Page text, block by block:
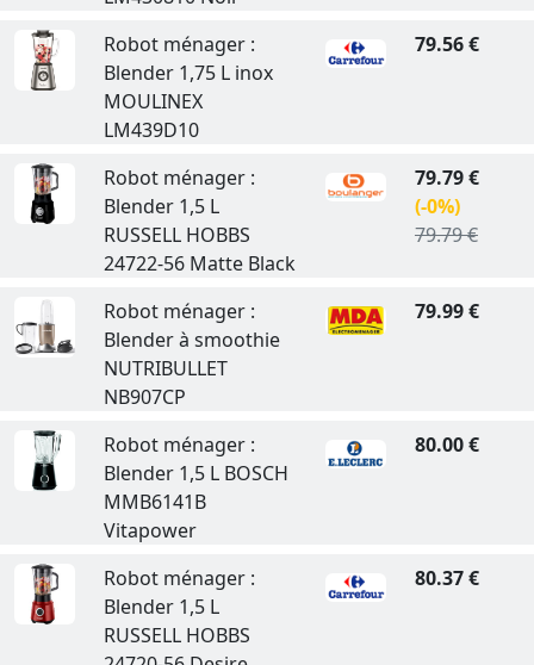
Robot ménager :
Blender 1,75 L inox
MOULINEX
LM439D10
79.56 €
Robot ménager :
Blender 1,5 L
RUSSELL HOBBS
24722-56 Matte Black
79.79 €
(-0%)
79.79 €
Robot ménager :
Blender à smoothie
NUTRIBULLET
NB907CP
79.99 €
Robot ménager :
Blender 1,5 L BOSCH
MMB6141B
Vitapower
80.00 €
Robot ménager :
Blender 1,5 L
RUSSELL HOBBS
80.37 €